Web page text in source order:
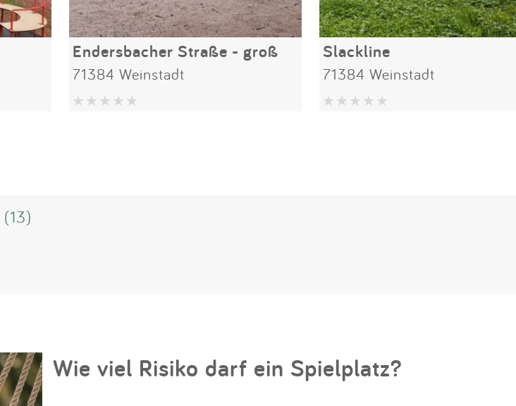
Endersbacher Straße - groß
71384 Weinstadt
Slackline
71384 Weinstadt
(13)
Wie viel Risiko darf ein Spielplatz?